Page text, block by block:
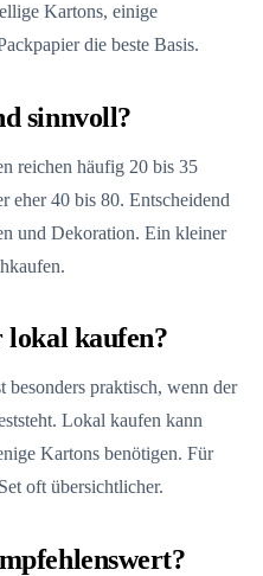
Kartons, einige
die beste Basis.
sinnvoll?
reichen häufig 20 bis 35
eher 40 bis 80. Entscheidend
und Dekoration. Ein kleiner
lokal kaufen?
besonders praktisch, wenn der
Lokal kaufen kann
Kartons benötigen. Für
oft übersichtlicher.